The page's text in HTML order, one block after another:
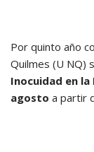
Por quinto año
Quilmes (U NQ)
Inocuidad en
agosto a partir